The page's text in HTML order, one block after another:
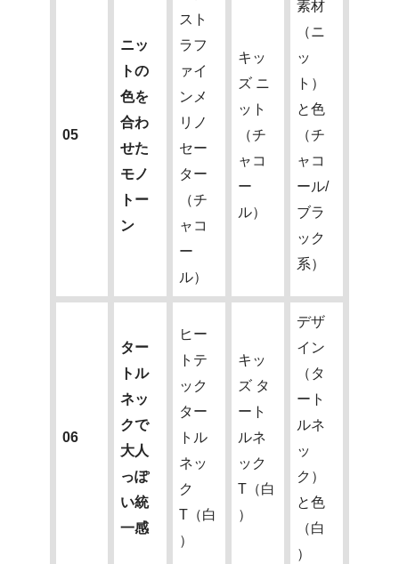
05
ニッ
トの
色を
合わ
せた
モノ
トー
ン
スト
ラフ
ァイ
ンメ
リノ
セー
ター
（チ
ャコ
ー
ル）
キッ
ズ ニ
ット
（チ
ャコ
ー
ル）
素材
（ニ
ッ
ト）
と色
（チ
ャコ
ール/
ブラ
ック
系）
06
ター
トル
ネッ
クで
大人
っぽ
い統
一感
ヒー
トテ
ック
ター
トル
ネッ
ク
T（白
）
キッ
ズ タ
ート
ルネ
ック
T（白
）
デザ
イン
（タ
ート
ルネ
ッ
ク）
と色
（白
）